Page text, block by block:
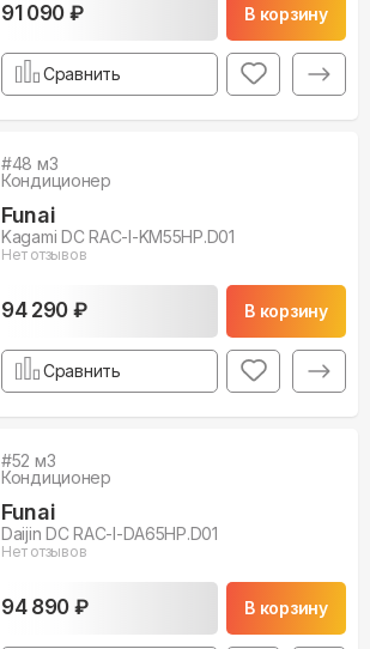
91 090 ₽ В корзину
Сравнить
#48 м3
Кондиционер
Funai
Kagami DC RAC-I-KM55HP.D01
Нет отзывов
94 290 ₽ В корзину
Сравнить
#52 м3
Кондиционер
Funai
Daijin DC RAC-I-DA65HP.D01
Нет отзывов
94 890 ₽ В корзину